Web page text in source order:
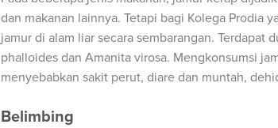
dan makanan lainnya. Tetapi bagi Kolega Prodia
jamur di alam liar secara sembarangan. Terdapat
phalloides dan Amanita virosa. Mengkonsumsi
menyebabkan sakit perut, diare dan muntah,
Belimbing